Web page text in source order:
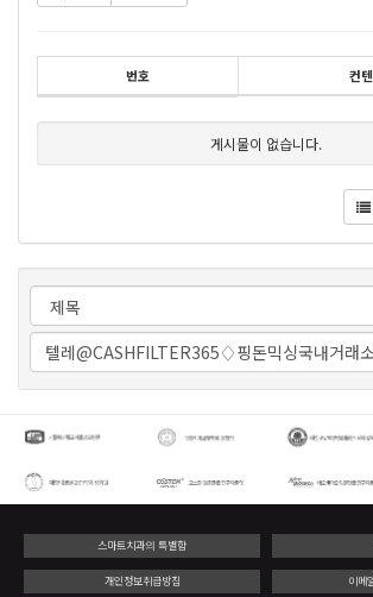
번호 컨
게시물이 없습니다.
스마트치과의 특별함
개인정보취급방침 이메